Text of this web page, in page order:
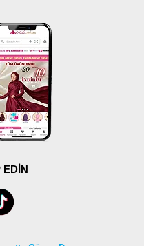
EDİN